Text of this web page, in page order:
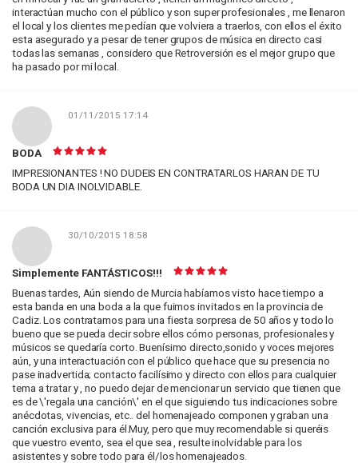
interactúan mucho con el público y son super profesionales , me llenaron
el local y los clientes me pedían que volviera a traerlos, con ellos el éxito
esta asegurado y a pesar de tener grupos de música en directo casi
todas las semanas , considero que Retroversión es el mejor grupo que
ha pasado por mi local.
01/11/2015 17:14
BODA
IMPRESIONANTES ! NO DUDEIS EN CONTRATARLOS HARAN DE TU
BODA UN DIA INOLVIDABLE.
30/10/2015 18:58
Simplemente FANTÁSTICOS!!!
Buenas tardes, Aún siendo de Murcia habíamos visto hace tiempo a
esta banda en una boda a la que fuimos invitados en la provincia de
Cadiz. Los contratamos para una fiesta sorpresa de 50 años y todo lo
bueno que se pueda decir sobre ellos cómo personas, profesionales y
músicos se quedaría corto. Buenísimo directo,sonido y voces mejores
aún, y una interactuación con el público que hace que su presencia no
pase inadvertida; contacto facilísimo y directo con ellos para cualquier
tema a tratar y , no puedo dejar de mencionar un servicio que tienen que
es de \'regala una canción\' en el que siguiendo tus indicaciones sobre
anécdotas, vivencias, etc.. del homenajeado componen y graban una
canción exclusiva para él.Muy, pero que muy recomendable si queréis
que vuestro evento, sea el que sea , resulte inolvidable para los
asistentes y sobre todo para él/los homenajeados.